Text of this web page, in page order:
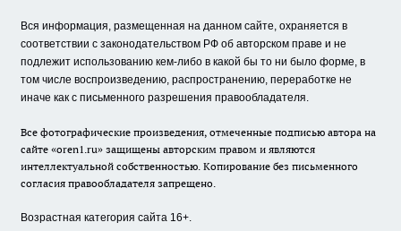
Вся информация, размещенная на данном сайте, охраняется в
соответствии с законодательством РФ об авторском праве и не
подлежит использованию кем-либо в какой бы то ни было форме, в
том числе воспроизведению, распространению, переработке не
иначе как с письменного разрешения правообладателя.
Все фотографические произведения, отмеченные подписью автора на
сайте «oren1.ru» защищены авторским правом и являются
интеллектуальной собственностью. Копирование без письменного
согласия правообладателя запрещено.
Возрастная категория сайта 16+.